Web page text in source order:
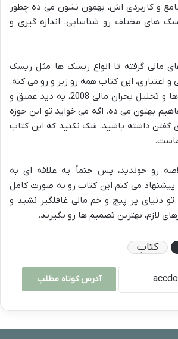
و کاربردی اش، بهمون نشون می ده چطور
های مختلف رو شناسایی، اندازه گیری و
مالی گرفته تا انواع ریسک ها مثل ریسک
و اعتباری، این کتاب همه رو زیر و رو می کنه.
حتی با معرفی یونانی ها و تحلیل بحران مالی 2008، یه دید عمیق و
بهتون می ده. اگه می خواید تو این حوزه
گفتن داشته باشید، شک نکنید که این کتاب
رو خوندید، پس حتماً یه علاقه ای به
می کنم این کتاب رو به صورت کامل
تو دنیای پر پیچ و خم مالی غافلگیر نشید و
لازم، بهترین تصمیم ها رو بگیرید.
کتاب
آدرس کوتاه مطلب